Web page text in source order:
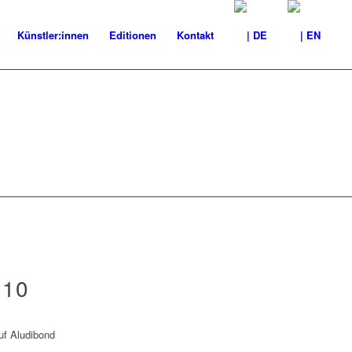
Künstler:innen Editionen Kontakt
Aludibond